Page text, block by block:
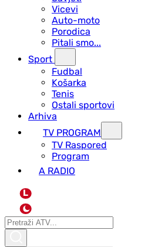
Vicevi
Auto-moto
Porodica
Pitali smo...
Sport
Fudbal
Košarka
Tenis
Ostali sportovi
Arhiva
TV PROGRAM
ТV Raspored
Program
A RADIO
L